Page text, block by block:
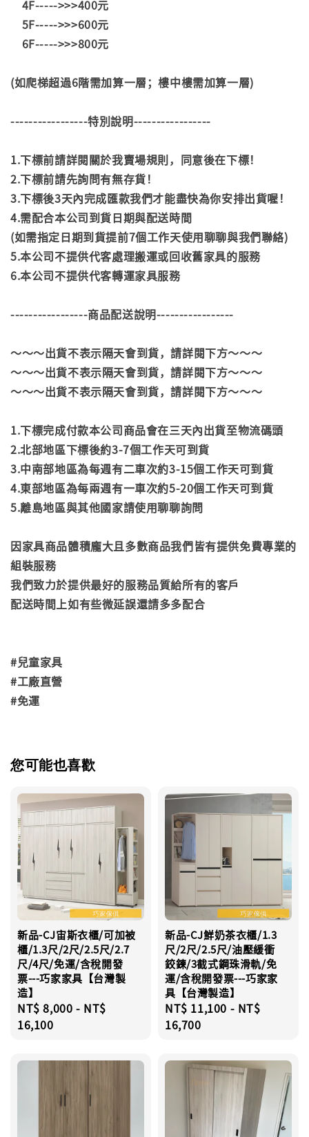
4F----->>>400元
5F----->>>600元
6F----->>>800元
(如爬梯超過6階需加算一層；樓中樓需加算一層)
-----------------特別說明-----------------
1.下標前請詳閱關於我賣場規則，同意後在下標！
2.下標前請先詢問有無存貨！
3.下標後3天內完成匯款我們才能盡快為你安排出貨喔！
4.需配合本公司到貨日期與配送時間
(如需指定日期到貨提前7個工作天使用聊聊與我們聯絡)
5.本公司不提供代客處理搬運或回收舊家具的服務
6.本公司不提供代客轉運家具服務
-----------------商品配送說明-----------------
～～～出貨不表示隔天會到貨，請詳閱下方～～～
～～～出貨不表示隔天會到貨，請詳閱下方～～～
～～～出貨不表示隔天會到貨，請詳閱下方～～～
1.下標完成付款本公司商品會在三天內出貨至物流碼頭
2.北部地區下標後約3-7個工作天可到貨
3.中南部地區為每週有二車次約3-15個工作天可到貨
4.東部地區為每兩週有一車次約5-20個工作天可到貨
5.離島地區與其他國家請使用聊聊詢問
因家具商品體積龐大且多數商品我們皆有提供免費專業的
組裝服務
我們致力於提供最好的服務品質給所有的客戶
配送時間上如有些微延誤還請多多配合
#兒童家具
#工廠直營
#免運
您可能也喜歡
新品-CJ宙斯衣櫃/可加被
櫃/1.3尺/2尺/2.5尺/2.7
尺/4尺/免運/含稅開發
票---巧家家具【台灣製
造】
Regular
price
NT$ 8,000 - NT$
16,100
新品-CJ鮮奶茶衣櫃/1.3
尺/2尺/2.5尺/油壓緩衝
鉸鍊/3截式鋼珠滑軌/免
運/含稅開發票---巧家家
具【台灣製造】
Regular
price
NT$ 11,100 - NT$
16,700